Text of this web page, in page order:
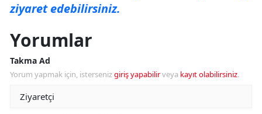
ziyaret edebilirsiniz.
Yorumlar
Takma Ad
Yorum yapmak için, istersenizgiriş yapabilirveya kayıt olabilirsiniz.